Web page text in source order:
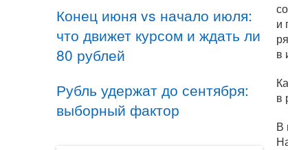
Конец июня vs начало июля:
что движет курсом и ждать ли
80 рублей
Рубль удержат до сентября:
выборный фактор
и
в
в
В